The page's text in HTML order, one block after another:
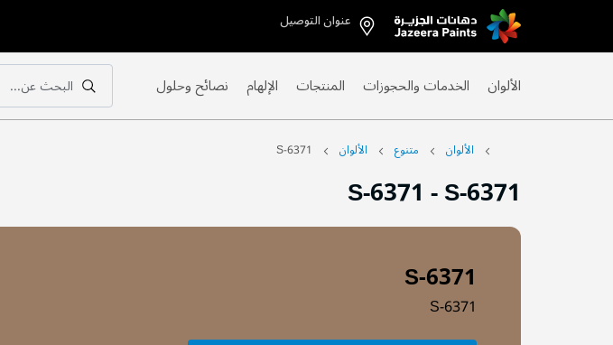
Skip
to
عنوان التوصيل
بحث
البحث عن...
بحث الألوان الخدمات والحجوزات المنتجات الإلهام نصائح وحلول
الألوان متنوع الألوان S-6371
S-6371 -S-6371
S-6371
S-6371